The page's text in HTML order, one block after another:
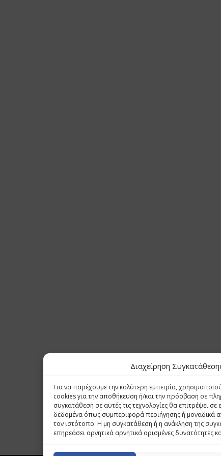
Διαχείρηση
Για να παρέχουμε την καλύτερη εμπειρία,
cookies για την αποθήκευση ή/και την πρόσβαση σε
συγκατάθεση σε αυτές τις τεχνολογίες θα επιτρέψει
δεδομένα όπως συμπεριφορά περιήγησης ή μοναδικά
τον ιστότοπο. Η μη συγκατάθεση ή η ανάκληση της
επηρεάσει αρνητικά αρνητικά ορισμένες δυνατότητες